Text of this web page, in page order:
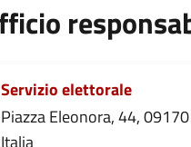
Servizio elettorale
Piazza Eleonora, 44,